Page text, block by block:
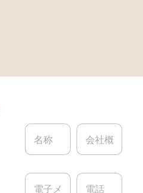
名
*
会
概
電
電